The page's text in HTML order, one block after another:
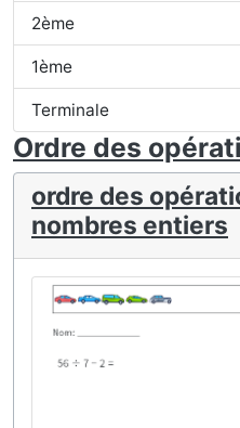
2ème
1ème
Terminale
Ordre des
ordre des
nombres entiers